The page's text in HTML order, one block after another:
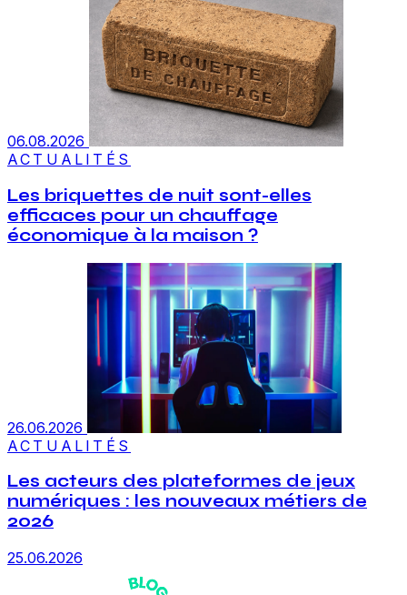
06.08.2026
ACTUALITÉS
Les briquettes de nuit sont-elles
efficaces pour un chauffage
économique à la maison ?
26.06.2026
ACTUALITÉS
Les acteurs des plateformes de jeux
numériques : les nouveaux métiers de
2026
25.06.2026